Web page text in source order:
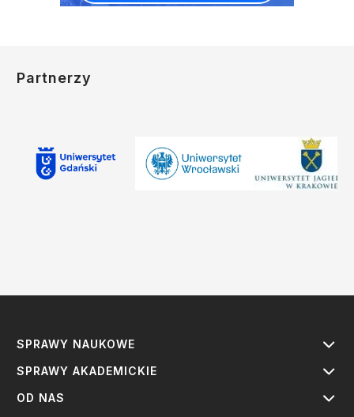
Partnerzy
SPRAWY NAUKOWE
SPRAWY AKADEMICKIE
OD NAS